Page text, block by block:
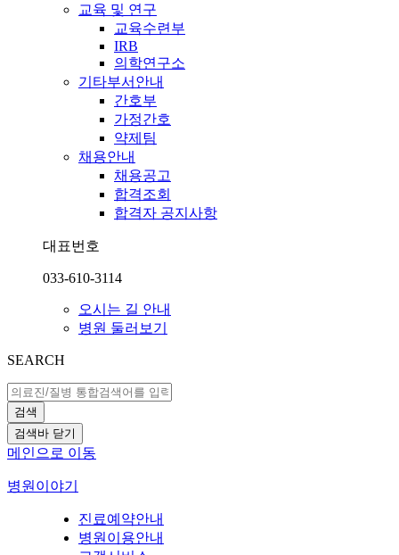
교육 및 연구
교육수련부
IRB
의학연구소
기타부서안내
간호부
가정간호
약제팀
채용안내
채용공고
합격조회
합격자 공지사항
대표번호
033-610-3114
오시는 길 안내
병원 둘러보기
SEARCH
검색
검색바 닫기
메인으로 이동
병원이야기
진료예약안내
병원이용안내